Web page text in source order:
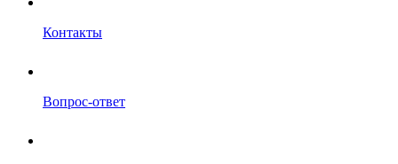
Контакты
Вопрос-ответ